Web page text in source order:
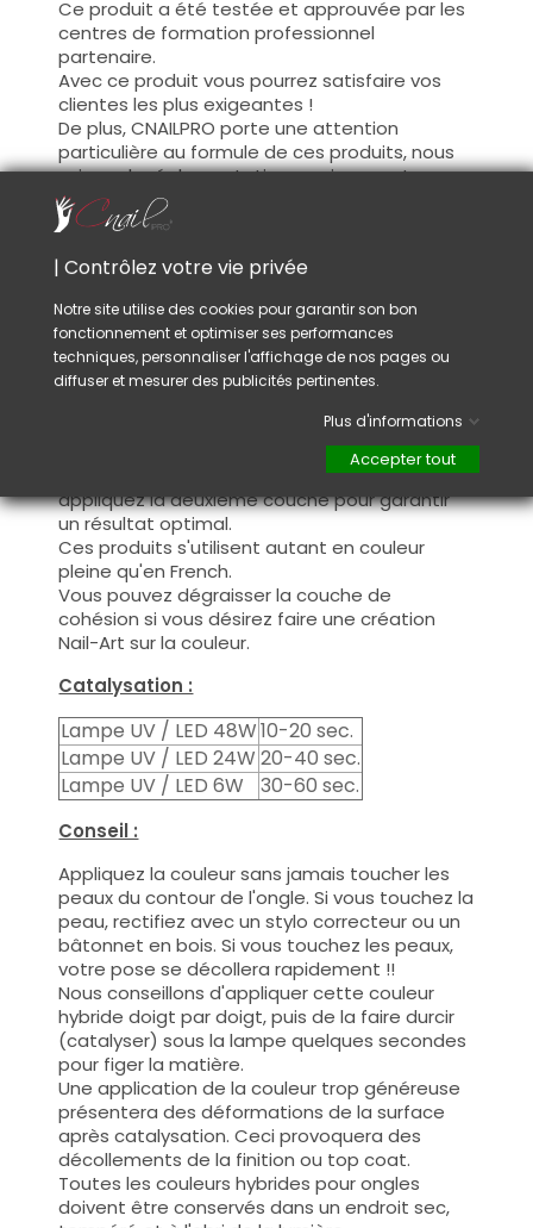
Ce produit a été testée et approuvée par les
centres de formation professionnel
partenaire.
Avec ce produit vous pourrez satisfaire vos
clientes les plus exigeantes !
De plus, CNAILPRO porte une attention
particulière au formule de ces produits, nous
suivons la réglementation en vigueur et
garantissons la conformité de nos produits.
Ceci pour garantir une sécurité d'utilisation
Utilisation :
Cette couleur s'applique avec son pinceau, de
manière fine, sur la base (il n'est pas
cohésion) ou sur la construction après limage.
Ce produit s'applique en deux couches,
fermez le bord libre à la première couche et
appliquez la deuxième couche pour garantir
un résultat optimal.
Ces produits s'utilisent autant en couleur
pleine qu'en French.
Vous pouvez dégraisser la couche de
cohésion si vous désirez faire une création
Nail-Art sur la couleur.
Catalysation :
Lampe UV / LED 48W10-20 sec.
Lampe UV / LED 24W 20-40 sec.
Lampe UV / LED 6W
30-60 sec.
Conseil :
Appliquez la couleur sans jamais toucher les
peaux du contour de l'ongle. Si vous touchez la
peau, rectifiez avec un stylo correcteur ou un
bâtonnet en bois. Si vous touchez les peaux,
votre pose se décollera rapidement !!
Nous conseillons d'appliquer cette couleur
hybride doigt par doigt, puis de la faire durcir
(catalyser) sous la lampe quelques secondes
pour figer la matière.
Une application de la couleur trop généreuse
présentera des déformations de la surface
après catalysation. Ceci provoquera des
décollements de la finition ou top coat.
Toutes les couleurs hybrides pour ongles
doivent être conservés dans un endroit sec,
| Contrôlez votre vie privée
Notre site utilise des cookies pour garantir son bon
fonctionnement et optimiser ses performances
techniques, personnaliser l'affichage de nos pages ou
diffuser et mesurer des publicités pertinentes.
Plus d'informations
Accepter tout